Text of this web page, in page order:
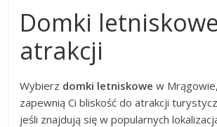
Domki
atrakcji
Wybierz domki letniskowe w
zapewnią Ci bliskość do atrakcji
jeśli znajdują się w popularnych